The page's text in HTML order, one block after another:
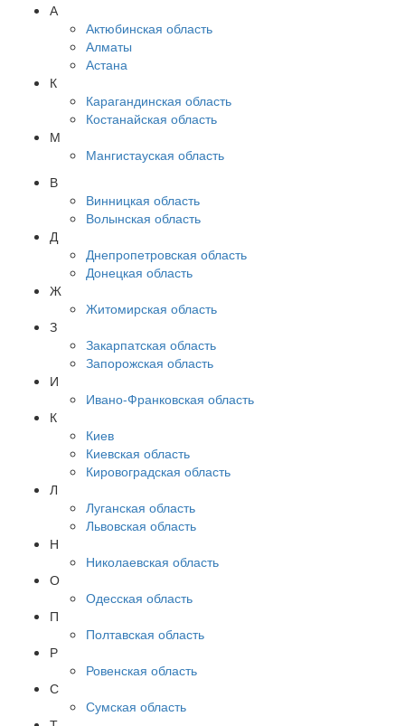
А
Актюбинская область
Алматы
Астана
К
Карагандинская область
Костанайская область
М
Мангистауская область
В
Винницкая область
Волынская область
Д
Днепропетровская область
Донецкая область
Ж
Житомирская область
З
Закарпатская область
Запорожская область
И
Ивано-Франковская область
К
Киев
Киевская область
Кировоградская область
Л
Луганская область
Львовская область
Н
Николаевская область
О
Одесская область
П
Полтавская область
Р
Ровенская область
С
Сумская область